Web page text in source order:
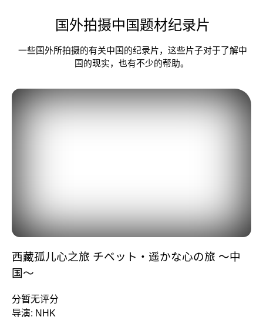
国外拍摄中国题材纪录片
一些国外所拍摄的有关中国的纪录片，这些片子对于了解中
国的现实，也有不少的帮助。
西藏孤儿心之旅 チベット・遥かな心の旅 ～中
国～
分暂无评分
导演: NHK